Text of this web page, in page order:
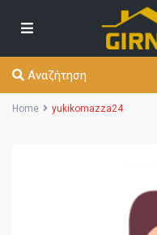
Αναζήτηση
Home yukikomazza24